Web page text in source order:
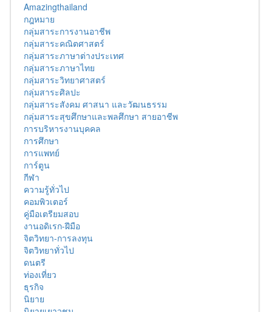
Amazingthailand
กฎหมาย
กลุ่มสาระการงานอาชีพ
กลุ่มสาระคณิตศาสตร์
กลุ่มสาระภาษาต่างประเทศ
กลุ่มสาระภาษาไทย
กลุ่มสาระวิทยาศาสตร์
กลุ่มสาระศิลปะ
กลุ่มสาระสังคม ศาสนา และวัฒนธรรม
กลุ่มสาระสุขศึกษาและพลศึกษา สายอาชีพ
การบริหารงานบุคคล
การศึกษา
การแพทย์
การ์ตูน
กีฬา
ความรู้ทั่วไป
คอมพิวเตอร์
คู่มือเตรียมสอบ
งานอดิเรก-ฝีมือ
จิตวิทยา-การลงทุน
จิตวิทยาทั่วไป
ดนตรี
ท่องเที่ยว
ธุรกิจ
นิยาย